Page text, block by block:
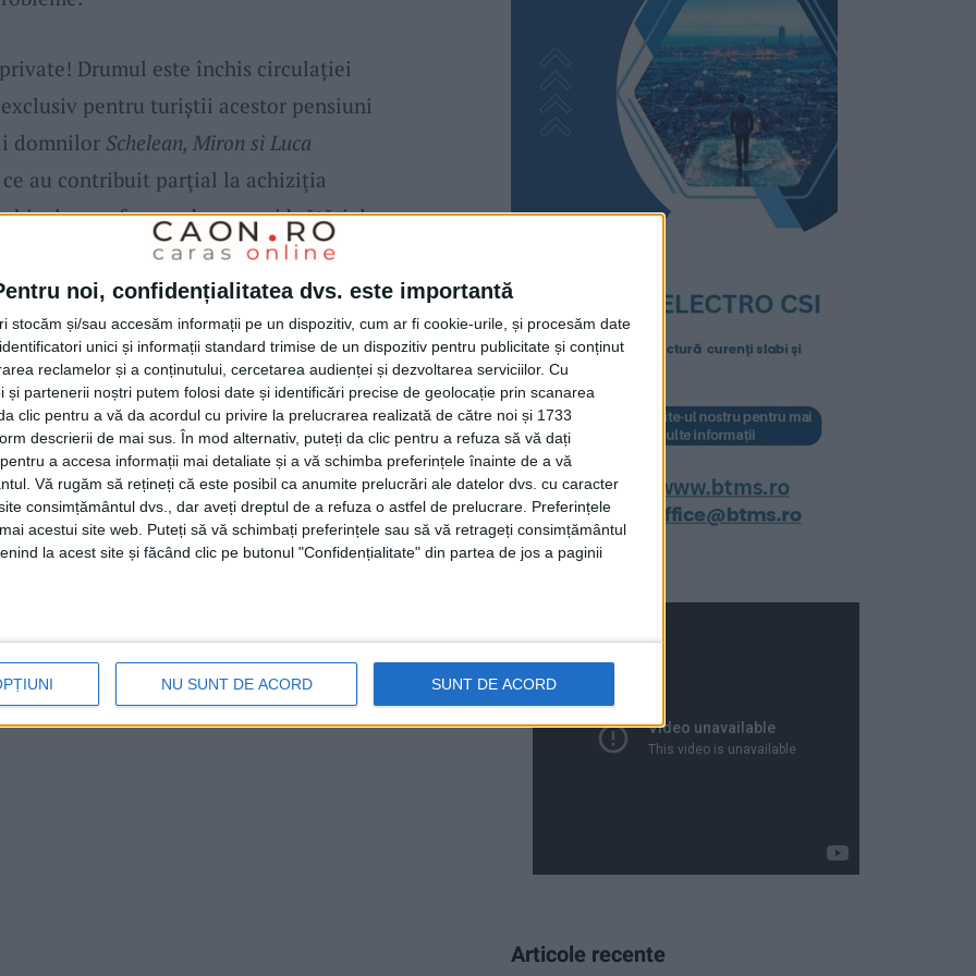
noi, confidențialitatea dvs. este importantă
stocăm și/sau accesăm informații pe un dispozitiv, cum ar fi cookie-urile, și procesăm date
unici și informații standard trimise de un dispozitiv pentru publicitate și conținut
reclamelor și a conținutului, cercetarea audienței și dezvoltarea serviciilor. Cu
și partenerii noștri putem folosi date și identificări precise de geolocație prin scanarea
clic pentru a vă da acordul cu privire la prelucrarea realizată de către noi și 1733
descrierii de mai sus. În mod alternativ, puteți da clic pentru a refuza să vă dați
a accesa informații mai detaliate și a vă schimba preferințele înainte de a vă
Vă rugăm să rețineți că este posibil ca anumite prelucrări ale datelor dvs. cu caracter
consimțământul dvs., dar aveți dreptul de a refuza o astfel de prelucrare. Preferințele
acestui site web. Puteți să vă schimbați preferințele sau să vă retrageți consimțământul
la acest site și făcând clic pe butonul "Confidențialitate" din partea de jos a paginii
NU SUNT DE ACORD SUNT DE ACORD
Drumul este închis circulației
pentru turiștii acestor pensiuni
domnilor Schelean, Miron si Luca
au contribuit parţial la achiziţia
se va face pe baza unei brățări de
fi achiziționată contra cost de la
drum dus-întors va fi de 40 de lei pentru
fi de altfel singurul mod de a urca în
si lipsa casei de marcat fiscale la
Pe viitor vom analiza includerea altor
cât și preluarea altor turiști de la stația
managerul weSki-Muntele Mic.
transportul din Poiana Măruluiși despre
ul
noi vrem să dezvoltăm zona turistică a
asta cât mai bine!“, ne-a mai spus
Articole recente